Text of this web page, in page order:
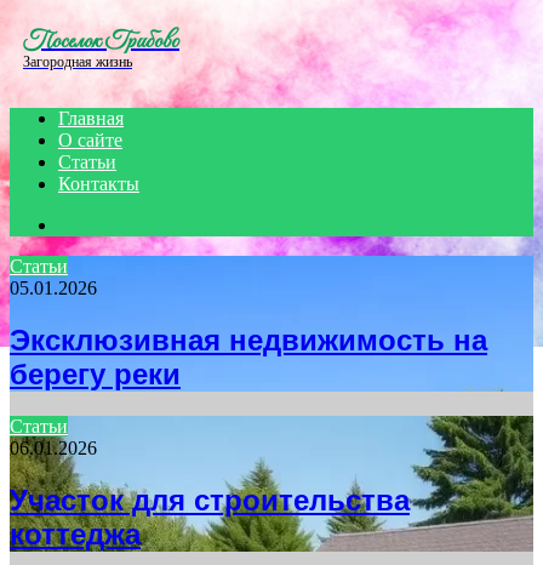
Поселок Грибово
Загородная жизнь
Главная
О сайте
Статьи
Контакты
for
Статьи
05.01.2026
Эксклюзивная недвижимость на
берегу реки
Статьи
06.01.2026
Участок для строительства
коттеджа